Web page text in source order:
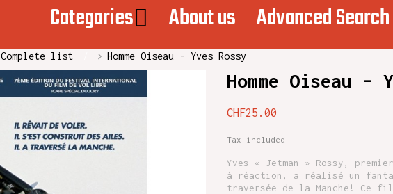
Categories About us Advanced Search
Complete list Homme Oiseau - Yves Rossy
Homme Oiseau -
CHF25.00
Tax included
Yves « Jetman » Rossy,
à réaction, a réalisé un
traversée de la Manche! Ce